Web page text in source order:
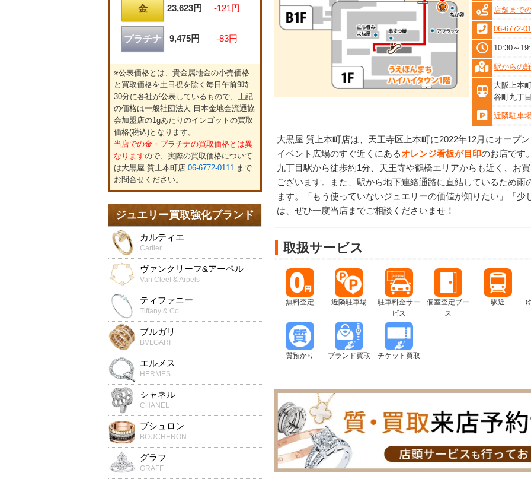
店舗まで
06-6772-
10:30～
駅からの
大阪上本
谷町九丁
近隣駐車
大黒屋 質上本町店は、天王寺区上本町に2022年12月にオープ
イベント広場のすぐ近くにあるオレンジ看板が目印のお店です
九丁目駅から徒歩約1分、天王寺や鶴橋エリアからも近く、お
ございます。また、駅から地下連絡通路に直結しているため
ます。「もう使っていないジュエリーの価値が知りたい」「
は、ぜひ一度当店までご相談くださいませ！
取扱サービス
無料査定 近隣駐車場
駐車料金サー
ビス
個室査定ブー
ス
駅近
質預かり ブランド買取 チケット買取
金 23,623円 -121円
プラチナ 9,475円 -83円
※公表価格とは、貴金属地金の小売価格
と買取価格を土日祝を除く毎日午前9時
30分に各社が公表しているもので、上記
の価格は一般社団法人 日本金地金流通協
会加盟店の1gあたりのインゴットの買取
価格(税込)となります。
当店での金・プラチナの買取価格とは異
なりますので、実際の買取価格について
は大黒屋 質上本町店 06-6772-0111まで
お問合せください。
ジュエリー買取強化ブランド
カルティエ
Cartier
ヴァンクリーフ&アーペル
Van Cleef & Arpels
ティファニー
Tiffany & Co.
ブルガリ
BVLGARI
エルメス
HERMES
シャネル
CHANEL
ブシュロン
BOUCHERON
グラフ
GRAFF